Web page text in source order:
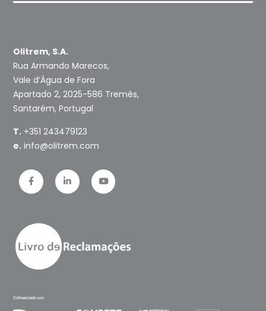
Olitrem, S.A.
Rua Armando Marecos,
Vale d’Água de Fora
Apartado 2, 2025-586 Tremês,
Santarém, Portugal
T. +351 243479123
e. info@olitrem.com